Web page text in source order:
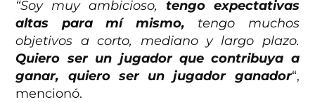
“Soy muy ambicioso, tengo expectativas
altas para mí mismo, tengo muchos
objetivos a corto, mediano y largo plazo.
Quiero ser un jugador que contribuya a
ganar, quiero ser un jugador ganador“,
mencionó.